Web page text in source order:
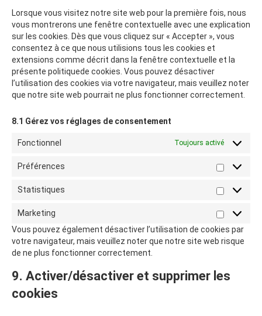
Lorsque vous visitez notre site web pour la première fois, nous
vous montrerons une fenêtre contextuelle avec une explication
sur les cookies. Dès que vous cliquez sur « Accepter », vous
consentez à ce que nous utilisions tous les cookies et
extensions comme décrit dans la fenêtre contextuelle et la
présente politiquede cookies. Vous pouvez désactiver
l’utilisation des cookies via votre navigateur, mais veuillez noter
que notre site web pourrait ne plus fonctionner correctement.
8.1 Gérez vos réglages de consentement
Fonctionnel Toujours activé
Préférences
Statistiques
Marketing
Vous pouvez également désactiver l’utilisation de cookies par
votre navigateur, mais veuillez noter que notre site web risque
de ne plus fonctionner correctement.
9. Activer/désactiver et supprimer les
cookies